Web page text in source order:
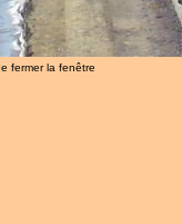
fermer la fenêtre